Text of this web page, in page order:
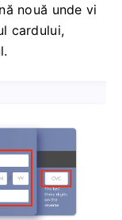
nouă unde vi
cardului,